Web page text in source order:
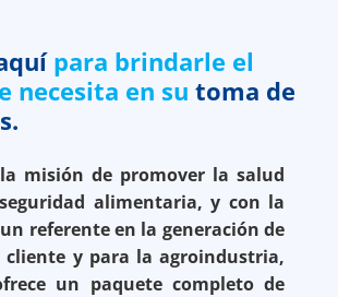
para brindarle el
necesita en su toma de
misión de promover la salud
alimentaria, y con la
referente en la generación de
y para la agroindustria,
un paquete completo de